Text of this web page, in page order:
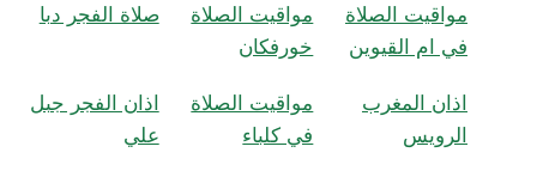
مواقيت الصلاة
في ام القيوين
مواقيت الصلاة
خورفكان
صلاة الفجر دبا
اذان المغرب
الرويس
مواقيت الصلاة
في كلباء
اذان الفجر جبل
علي